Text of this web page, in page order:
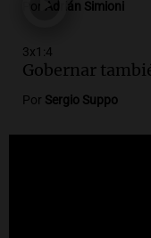
Audio.Ganó
bandera de
La Argentina
Episodios
Adrián Simioni
3x1:4
Gobernar
Por Sergio Suppo